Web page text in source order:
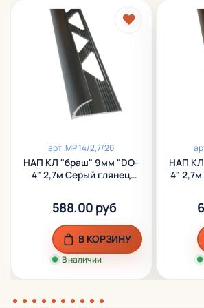
арт.МР 14/2,7/20
НАП КЛ "браш" 9мм "DO-
4" 2,7м Серый глянец
588.00 руб
В наличии
В КОРЗИНУ
НАП
4"